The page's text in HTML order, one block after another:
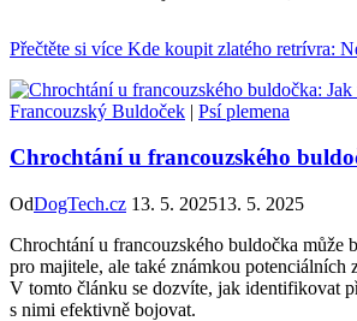
Přečtěte si více Kde koupit zlatého retrívra:
Francouzský Buldoček | Psí plemena
Chrochtání u francouzského
OdDogTech.cz 13. 5. 202513. 5. 2025
Chrochtání u francouzského buldočka může
pro majitele, ale také známkou potenciálních
V tomto článku se dozvíte, jak identifikovat
s nimi efektivně bojovat.